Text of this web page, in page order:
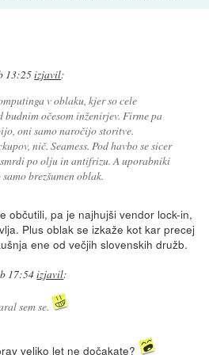
13:25izjavil:
v oblaku, kjer so cele
budnim očesom inženirjev. Firme pa
oni samo naročijo storitve.
nič. Seamess. Pod havbo se sicer
po olju in antifrizu. A uporabniki
brezšumen oblak.
občutili, pa je najhujši vendor lock-in,
Plus oblak se izkaže kot kar precej
ene od večjih slovenskih družb.
17:54izjavil:
sem se.
veliko let ne dočakate?